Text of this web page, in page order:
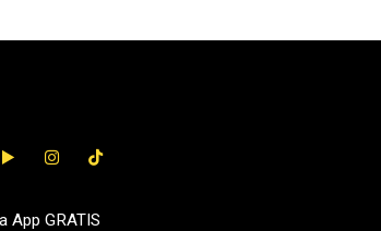
App GRATIS